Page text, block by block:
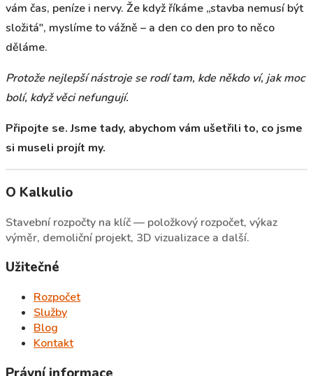
vám čas, peníze i nervy. Že když říkáme „stavba nemusí být
složitá", myslíme to vážně – a den co den pro to něco
děláme.
Protože nejlepší nástroje se rodí tam, kde někdo ví, jak moc
bolí, když věci nefungují.
Připojte se. Jsme tady, abychom vám ušetřili to, co jsme
si museli projít my.
O Kalkulio
Stavební rozpočty na klíč — položkový rozpočet, výkaz
výměr, demoliční projekt, 3D vizualizace a další.
Užitečné
Rozpočet
Služby
Blog
Kontakt